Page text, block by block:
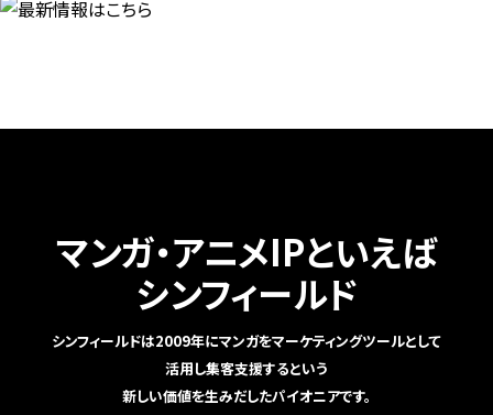
マンガ・アニメIPといえば
シンフィールド
シンフィールドは2009年にマンガをマーケティングツールとして
活用し集客支援するという
新しい価値を生みだしたパイオニアです。